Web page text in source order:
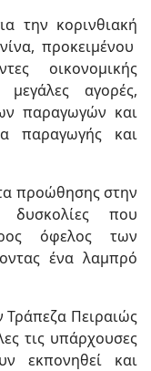
την κορινθιακή
προκειμένου
οικονομικής
αγορές,
παραγωγών και
παραγωγής και
προώθησης στην
δυσκολίες που
όφελος των
ένα λαμπρό
Τράπεζα Πειραιώς
τις υπάρχουσες
εκπονηθεί και